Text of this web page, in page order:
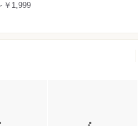
￥1,999